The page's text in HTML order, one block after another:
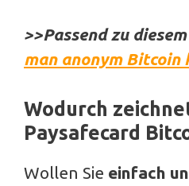
>>Passend zu
man anonym Bitcoin
Wodurch
Paysafecard
Wollen Sie einfach